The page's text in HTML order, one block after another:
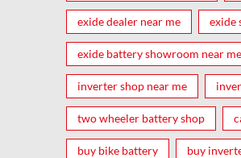
exide dealer near me exide
exide battery showroom near me
inverter shop near me
two wheeler battery shop
buy bike battery buy